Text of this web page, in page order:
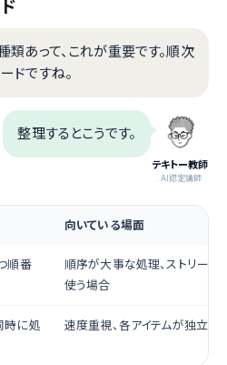
類あって、これが重要です。順次
ドですね。
テキトー教師
.AI認定講師
整理するとこうです。
向いている場面
順番
順序が大事な処理、ストリーミ
使う場合
時に処
速度重視、各アイテムが独立し